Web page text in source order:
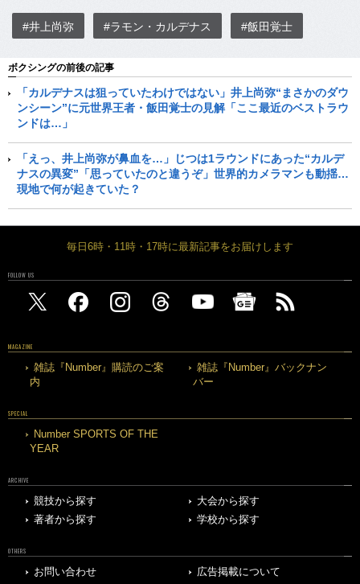
#井上尚弥 #ラモン・カルデナス #飯田覚士
ボクシングの前後の記事
「カルデナスは狙っていたわけではない」井上尚弥“まさかのダウ
ンシーン”に元世界王者・飯田覚士の見解「ここ最近のベストラウ
ンドは…」
「えっ、井上尚弥が鼻血を…」じつは1ラウンドにあった“カルデ
ナスの異変”「思っていたのと違うぞ」世界的カメラマンも動揺…
現地で何が起きていた？
毎日6時・11時・17時に最新記事をお届けします
FOLLOW US
MAGAZINE
雑誌『Number』購読のご案
内
雑誌『Number』バックナン
バー
SPECIAL
Number SPORTS OF THE
YEAR
ARCHIVE
競技から探す
大会から探す
著者から探す
学校から探す
OTHERS
お問い合わせ 広告掲載について